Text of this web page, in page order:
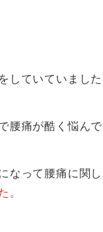
していていました
腰痛が酷く悩んで
なって腰痛に関
。